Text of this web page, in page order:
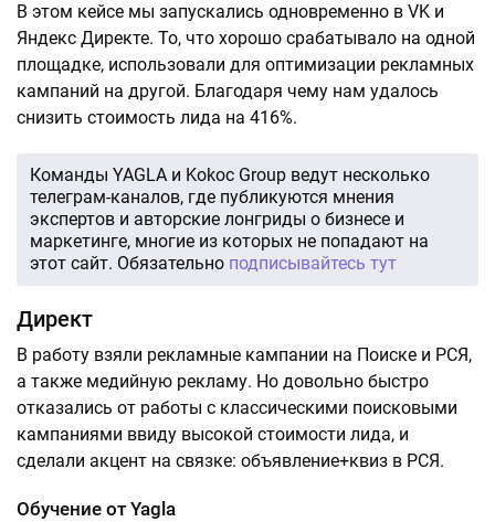
В этом кейсе мы запускались одновременно в VK и
Яндекс Директе. То, что хорошо срабатывало на одной
площадке, использовали для оптимизации рекламных
кампаний на другой. Благодаря чему нам удалось
снизить стоимость лида на 416%.
Команды YAGLA и Kokoc Group ведут несколько
телеграм-каналов, где публикуются мнения
экспертов и авторские лонгриды о бизнесе и
маркетинге, многие из которых не попадают на
этот сайт. Обязательно подписывайтесь тут
Директ
В работу взяли рекламные кампании на Поиске и РСЯ,
а также медийную рекламу. Но довольно быстро
отказались от работы с классическими поисковыми
кампаниями ввиду высокой стоимости лида, и
сделали акцент на связке: объявление+квиз в РСЯ.
Обучение от Yagla